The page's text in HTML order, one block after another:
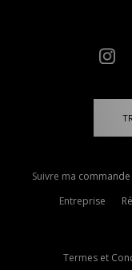
Suivre ma commande
Entreprise
Termes et